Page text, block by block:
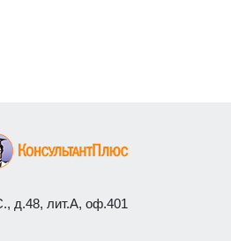
д.48, лит.А, оф.401